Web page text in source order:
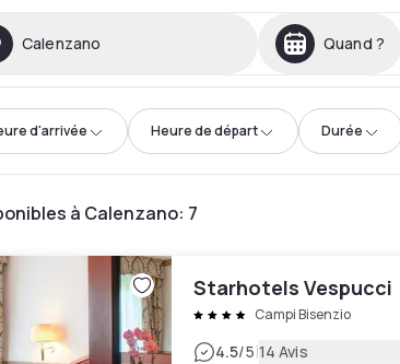
Calenzano Quand ?
d'arrivée Heure de départ Durée
à Calenzano: 7
Starhotels Vespucci
Campi Bisenzio
4.5/5|14 Avis